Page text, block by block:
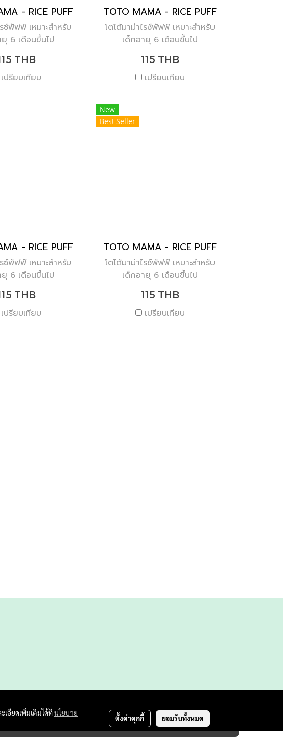
- RICE PUFF
ซ์พัฟฟ์ เหมาะสำหรับ
ยุ 6 เดือนขึ้นไป
THB
เปรียบเทียบ
TOTO MAMA - RICE PUFF
โตโต้มาม่าไรซ์พัฟฟ์ เหมาะสำหรับ
เด็กอายุ 6 เดือนขึ้นไป
115 THB
เปรียบเทียบ
- RICE PUFF
ซ์พัฟฟ์ เหมาะสำหรับ
ยุ 6 เดือนขึ้นไป
THB
เปรียบเทียบ
New
Best Seller
TOTO MAMA - RICE PUFF
โตโต้มาม่าไรซ์พัฟฟ์ เหมาะสำหรับ
เด็กอายุ 6 เดือนขึ้นไป
115 THB
เปรียบเทียบ
เอียดเพิ่มเติมได้ที่นโยบาย
ตั้งค่าคุกกี้ ยอมรับทั้งหมด